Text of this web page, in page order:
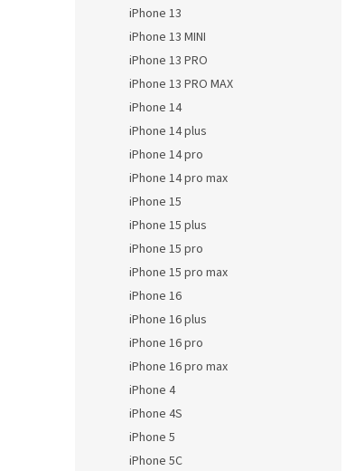
iPhone 13
iPhone 13 MINI
iPhone 13 PRO
iPhone 13 PRO MAX
iPhone 14
iPhone 14 plus
iPhone 14 pro
iPhone 14 pro max
iPhone 15
iPhone 15 plus
iPhone 15 pro
iPhone 15 pro max
iPhone 16
iPhone 16 plus
iPhone 16 pro
iPhone 16 pro max
iPhone 4
iPhone 4S
iPhone 5
iPhone 5C